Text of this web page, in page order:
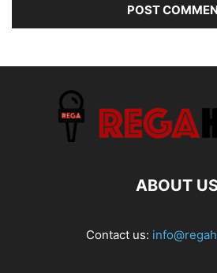
ABOUT
Contact us: